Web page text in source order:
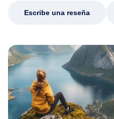
Escribe una reseña